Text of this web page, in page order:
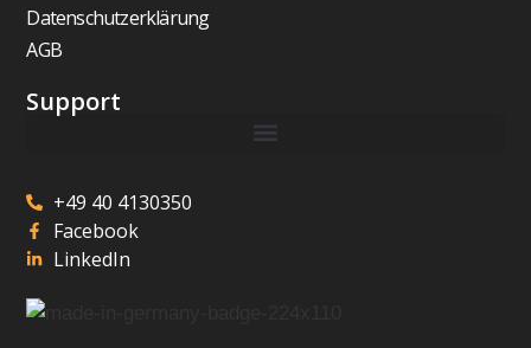
Datenschutzerklärung
AGB
Support
+49 40 4130350
Facebook
LinkedIn